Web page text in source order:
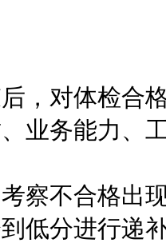
对体检合格
业务能力、
不合格出现
低分进行递